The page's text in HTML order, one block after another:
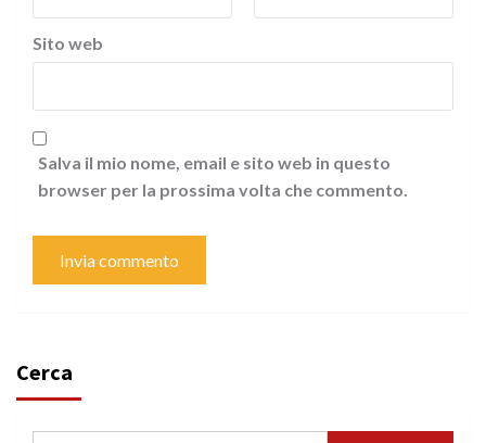
Sito web
Salva il mio nome, email e sito web in questo
browser per la prossima volta che commento.
Cerca